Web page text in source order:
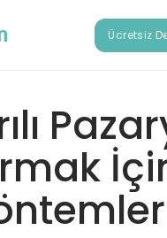
Ücretsiz